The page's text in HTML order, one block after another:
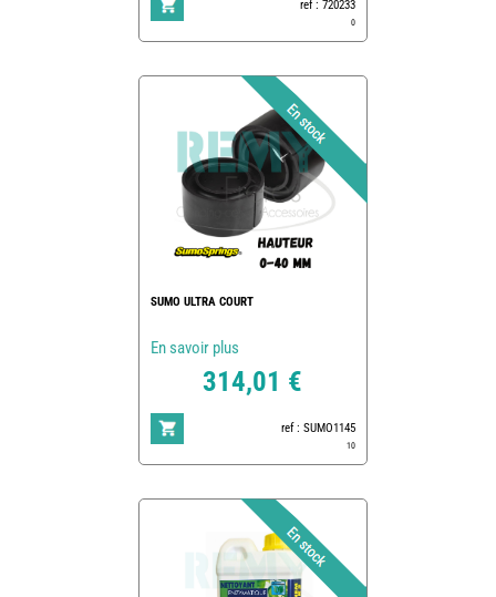
ref : 720233
0
SUMO ULTRA COURT
En savoir plus
314,01 €
ref : SUMO1145
10